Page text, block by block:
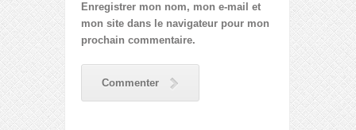
Enregistrer mon nom, mon e-mail et
mon site dans le navigateur pour mon
prochain commentaire.
Commenter